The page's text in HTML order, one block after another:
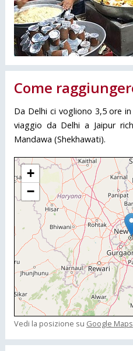
Come
Da Delhi ci vogliono 3,5 ore
viaggio da Delhi a Jaipur
Mandawa (Shekhawati).
+
−
Vedi la posizione su Google Maps